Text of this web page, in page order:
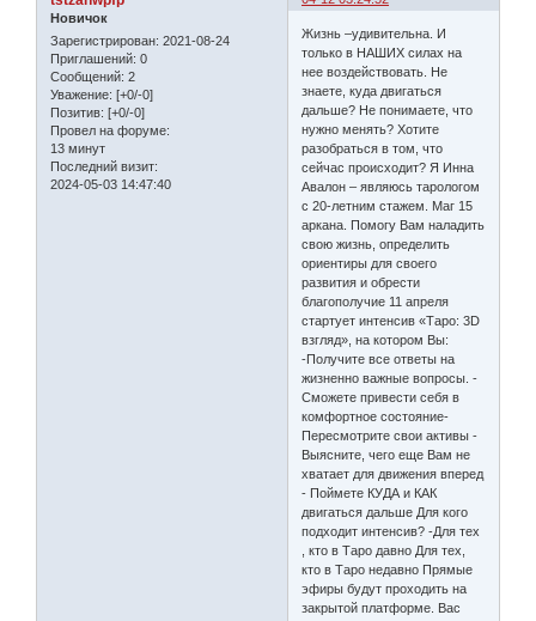
Новичок
Зарегистрирован: 2021-08-24
Приглашений: 0
Сообщений: 2
Уважение: [+0/-0]
Позитив: [+0/-0]
Провел на форуме:
13 минут
Последний визит:
2024-05-03 14:47:40
Жизнь –удивительна. И
только в НАШИХ силах на
нее воздействовать. Не
знаете, куда двигаться
дальше? Не понимаете, что
нужно менять? Хотите
разобраться в том, что
сейчас происходит? Я Инна
Авалон – являюсь тарологом
с 20-летним стажем. Маг 15
аркана. Помогу Вам наладить
свою жизнь, определить
ориентиры для своего
развития и обрести
благополучие 11 апреля
стартует интенсив «Таро: 3D
взгляд», на котором Вы:
-Получите все ответы на
жизненно важные вопросы. -
Сможете привести себя в
комфортное состояние-
Пересмотрите свои активы -
Выясните, чего еще Вам не
хватает для движения вперед
- Поймете КУДА и КАК
двигаться дальше Для кого
подходит интенсив? -Для тех
, кто в Таро давно Для тех,
кто в Таро недавно Прямые
эфиры будут проходить на
закрытой платформе. Вас